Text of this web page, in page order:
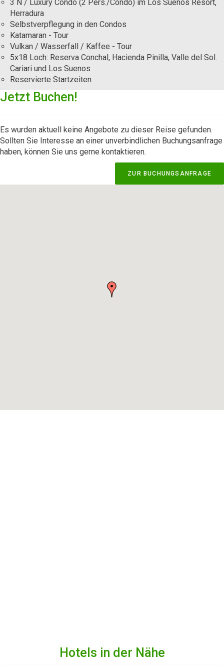
3 N / Luxury Condo (2 Pers./Condo) im Los Suenos Resort,
Herradura
Selbstverpflegung in den Condos
Katamaran - Tour
Vulkan / Wasserfall / Kaffee - Tour
5x18 Loch: Reserva Conchal, Hacienda Pinilla, Valle del Sol.
Cariari und Los Suenos
Reservierte Startzeiten
Jetzt Buchen!
Es wurden aktuell keine Angebote zu dieser Reise gefunden.
Sollten Sie Interesse an einer unverbindlichen Buchungsanfrage
haben, können Sie uns gerne kontaktieren.
ZUR BUCHUNGSANFRAGE
Hotels in der Nähe